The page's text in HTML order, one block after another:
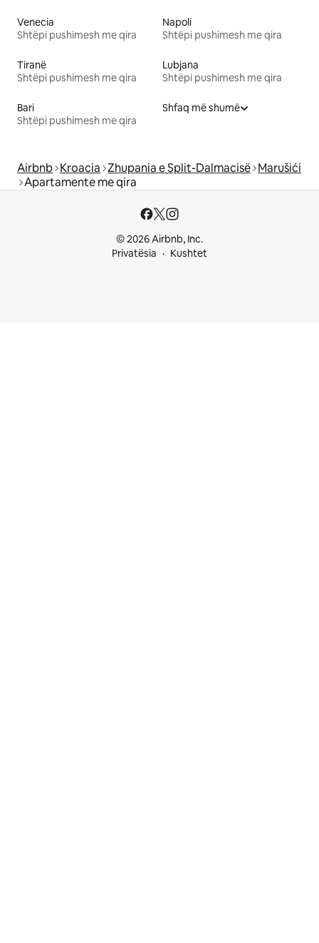
Venecia
Shtëpi pushimesh me qira
Napoli
Shtëpi pushimesh me qira
Tiranë
Shtëpi pushimesh me qira
Lubjana
Shtëpi pushimesh me qira
Bari
Shtëpi pushimesh me qira
Shfaq më shumë
Airbnb Kroacia Zhupania e Split-Dalmacisë Marušići
Apartamente me qira
© 2026 Airbnb, Inc.
Privatësia
Kushtet